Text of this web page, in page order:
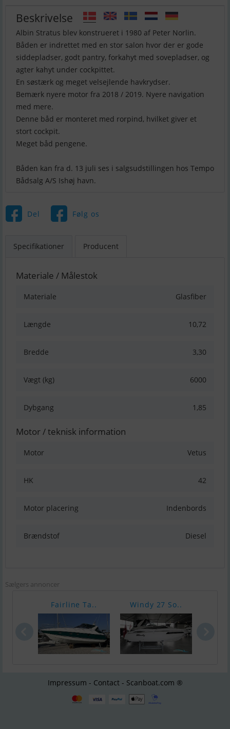
Beskrivelse
Albin Stratus blev konstrueret i 1980 af Peter Norlin.
Båden er indrettet med en stor salon hvor der er gode
siddepladser, godt pantry, forkahyt med sovepladser, og
agter kahyt under cockpittet.
En søstærk og meget velsejlende havkrydser.
Bemærk nyere motor fra 2018 / 2019. Nyere navigation
med mere.
Denne båd er monteret med rorpind, hvilket giver et
stort cockpit.
Meget båd pengene.
Båden kan fra d. 13 juli ses i salgsudstillingen hos Tempo
Bådsalg A/S Ishøj havn.
Del Følg os
Specifikationer Producent
Materiale / Målestok
Materiale Glasfiber
Længde 10,72
Bredde 3,30
Vægt (kg) 6000
Dybgang 1,85
Motor / teknisk information
Motor Vetus
HK 42
Motor placering Indenbords
Brændstof Diesel
Sælgers annoncer
Fairline Ta.. Windy 27 So..
Impressum - Contact - Scanboat.com ®